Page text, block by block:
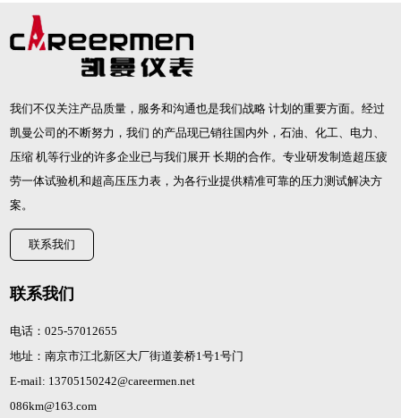
我们不仅关注产品质量，服务和沟通也是我们战略 计划的重要方面。经过
凯曼公司的不断努力，我们 的产品现已销往国内外，石油、化工、电力、
压缩 机等行业的许多企业已与我们展开 长期的合作。专业研发制造超压疲
劳一体试验机和超高压压力表 ，为各行业提供精准可靠的压力测试解决方
案。
联系我们
联系我们
电话：025-57012655
地址：南京市江北新区大厂街道姜桥1号1号门
E-mail: 13705150242@careermen.net
086km@163.com